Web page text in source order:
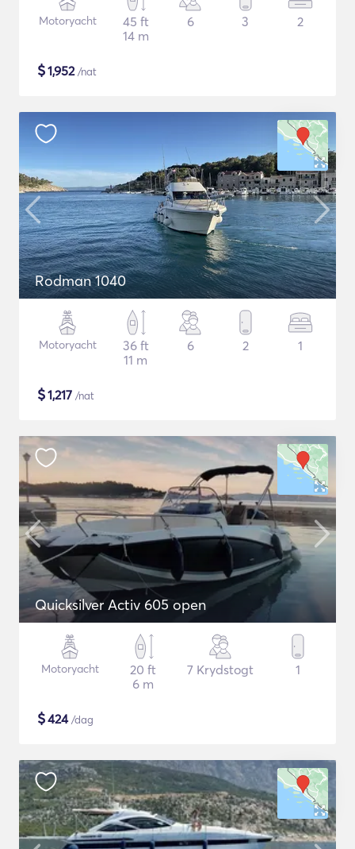
Motoryacht
45 ft
14 m
6 3 2
$1,952/nat
Rodman 1040
Motoryacht
36 ft
11 m
6 2 1
$1,217 /nat
Quicksilver Activ 605 open
Motoryacht
20 ft
6 m
7 Krydstogt 1
$424/dag